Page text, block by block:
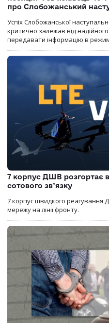
про Слобожанський
Успіх Слобожанської
критично залежав від
передавати інформацію в
7 корпус ДШВ розгортає
сотового зв’язку
7 корпус швидкого реагування
мережу на лінії фронту.